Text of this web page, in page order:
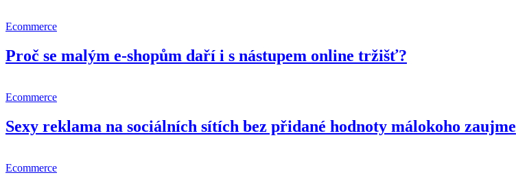
Ecommerce
Proč se malým e-shopům daří i s nástupem online tržišť?
Ecommerce
Sexy reklama na sociálních sítích bez přidané hodnoty málokoho zaujme
Ecommerce